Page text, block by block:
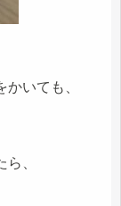
いても、
、